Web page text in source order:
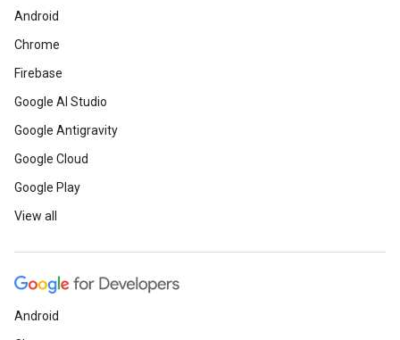
Android
Chrome
Firebase
Google AI Studio
Google Antigravity
Google Cloud
Google Play
View all
Android